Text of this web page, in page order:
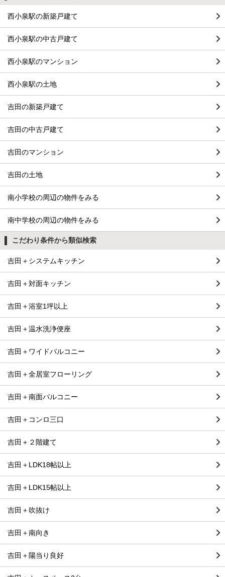
西小泉駅の新築戸建て
西小泉駅の中古戸建て
西小泉駅のマンション
西小泉駅の土地
吉田の新築戸建て
吉田の中古戸建て
吉田のマンション
吉田の土地
南小学校の周辺の物件をみる
南中学校の周辺の物件をみる
こだわり条件から類似検索
吉田＋システムキッチン
吉田＋対面キッチン
吉田＋浴室1坪以上
吉田＋温水洗浄便座
吉田＋ワイドバルコニー
吉田＋全居室フローリング
吉田＋南面バルコニー
吉田＋コンロ三口
吉田＋２階建て
吉田＋LDK18帖以上
吉田＋LDK15帖以上
吉田＋吹抜け
吉田＋南向き
吉田＋陽当り良好